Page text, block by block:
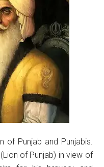
of Punjab and Punjabis.
of Punjab) in view of